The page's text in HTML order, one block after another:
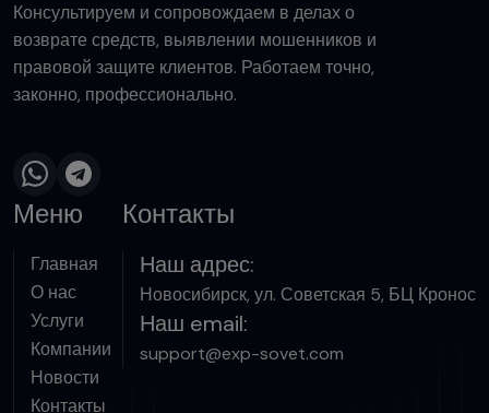
Консультируем и сопровождаем в делах о
возврате средств, выявлении мошенников и
правовой защите клиентов. Работаем точно,
законно, профессионально.
Меню
Главная
О нас
Услуги
Компании
Новости
Контакты
Контакты
Наш адрес:
Новосибирск, ул. Советская 5, БЦ Кронос
Наш email:
support@exp-sovet.com